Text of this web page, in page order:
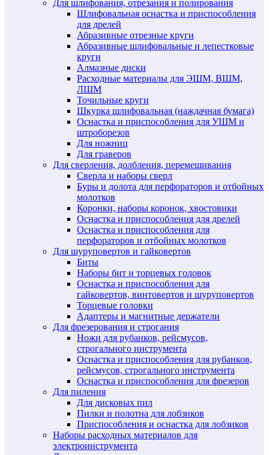
Для шлифования, отрезания и полирования
Шлифовальная оснастка и приспособления
для дрелей
Абразивные отрезные круги
Абразивные шлифовальные и лепестковые
круги
Алмазные диски
Расходные материалы для ЭШМ, ВШМ,
ЛШМ
Точильные круги
Шкурка шлифовальная (наждачная бумага)
Оснастка и приспособления для УШМ и
штроборезов
Для ножниц
Для граверов
Для сверления, долбления, перемешивания
Сверла и наборы сверл
Буры и долота для перфораторов и отбойных
молотков
Коронки, наборы коронок, хвостовики
Оснастка и приспособления для дрелей
Оснастка и приспособления для
перфораторов и отбойных молотков
Для шуруповертов и гайковертов
Биты
Наборы бит и торцевых головок
Оснастка и приспособления для
гайковертов, винтовертов и шуруповертов
Торцевые головки
Адаптеры и магнитные держатели
Для фрезерования и строгания
Ножи для рубанков, рейсмусов,
строгального инструмента
Оснастка и приспособления для рубанков,
рейсмусов, строгального инструмента
Оснастка и приспособления для фрезеров
Для пиления
Для дисковых пил
Пилки и полотна для лобзиков
Приспособления и оснастка для лобзиков
Наборы расходных материалов для
электроинструмента